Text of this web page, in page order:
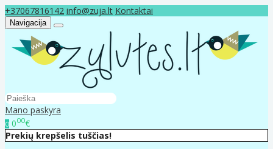
+37067816142 info@zuja.lt Kontaktai
Navigacija
Mano paskyra
0 000€
Prekių krepšelis tuščias!